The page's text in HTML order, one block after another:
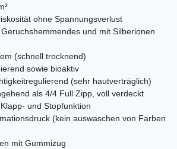
ohne Spannungsverlust
und mit Silberionen
(schnell trocknend)
sowie bioaktiv
(sehr hautverträglich)
als 4/4 Full Zipp, voll verdeckt
und Stopfunktion
(kein auswaschen von Farben
mit Gummizug